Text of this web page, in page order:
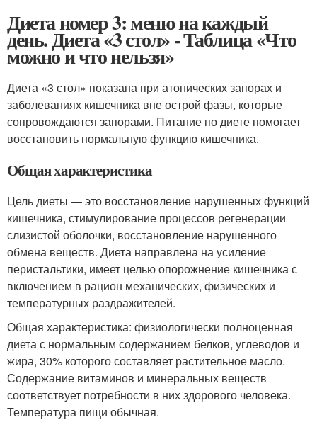
Диета номер 3: меню на каждый
день. Диета «3 стол» - Таблица «Что
можно и что нельзя»
Диета «3 стол» показана при атонических запорах и
заболеваниях кишечника вне острой фазы, которые
сопровождаются запорами. Питание по диете помогает
восстановить нормальную функцию кишечника.
Общая характеристика
Цель диеты — это восстановление нарушенных функций
кишечника, стимулирование процессов регенерации
слизистой оболочки, восстановление нарушенного
обмена веществ. Диета направлена на усиление
перистальтики, имеет целью опорожнение кишечника с
включением в рацион механических, физических и
температурных раздражителей.
Общая характеристика: физиологически полноценная
диета с нормальным содержанием белков, углеводов и
жира, 30% которого составляет растительное масло.
Содержание витаминов и минеральных веществ
соответствует потребности в них здорового человека.
Температура пищи обычная.